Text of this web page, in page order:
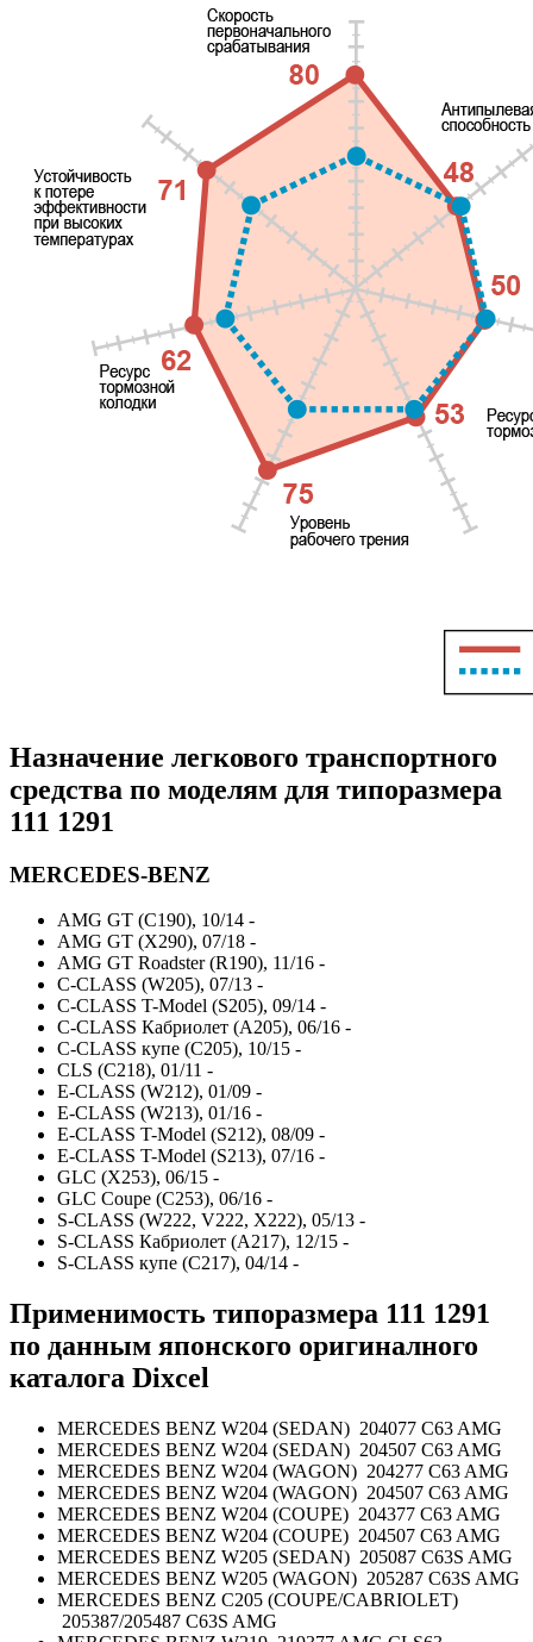
Назначение легкового транспортного
средства по моделям для типоразмера
111 1291
MERCEDES-BENZ
AMG GT (C190), 10/14 -
AMG GT (X290), 07/18 -
AMG GT Roadster (R190), 11/16 -
C-CLASS (W205), 07/13 -
C-CLASS T-Model (S205), 09/14 -
C-CLASS Кабриолет (A205), 06/16 -
C-CLASS купе (C205), 10/15 -
CLS (C218), 01/11 -
E-CLASS (W212), 01/09 -
E-CLASS (W213), 01/16 -
E-CLASS T-Model (S212), 08/09 -
E-CLASS T-Model (S213), 07/16 -
GLC (X253), 06/15 -
GLC Coupe (C253), 06/16 -
S-CLASS (W222, V222, X222), 05/13 -
S-CLASS Кабриолет (A217), 12/15 -
S-CLASS купе (C217), 04/14 -
Применимость типоразмера 111 1291
по данным японского оригиналного
каталога Dixcel
MERCEDES BENZ W204 (SEDAN) 204077 C63 AMG
MERCEDES BENZ W204 (SEDAN) 204507 C63 AMG
MERCEDES BENZ W204 (WAGON) 204277 C63 AMG
MERCEDES BENZ W204 (WAGON) 204507 C63 AMG
MERCEDES BENZ W204 (COUPE) 204377 C63 AMG
MERCEDES BENZ W204 (COUPE) 204507 C63 AMG
MERCEDES BENZ W205 (SEDAN) 205087 C63S AMG
MERCEDES BENZ W205 (WAGON) 205287 C63S AMG
MERCEDES BENZ C205 (COUPE/CABRIOLET)
205387/205487 C63S AMG